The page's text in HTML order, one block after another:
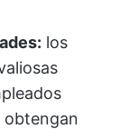
los
obtengan